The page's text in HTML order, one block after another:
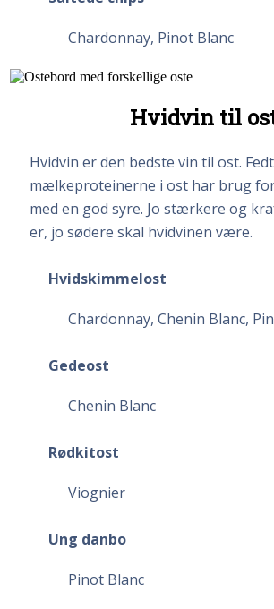
Chardonnay, Pinot Blanc
Hvidvin til
Hvidvin er den bedste vin til ost.
mælkeproteinerne i ost har brug
med en god syre. Jo stærkere og
er, jo sødere skal hvidvinen være.
Hvidskimmelost
Chardonnay, Chenin Blanc,
Gedeost
Chenin Blanc
Rødkitost
Viognier
Ung danbo
Pinot Blanc